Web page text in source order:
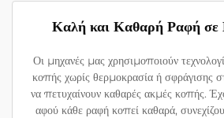
Καλή και Καθαρή Ραφή
Οι μηχανές μας χρησιμοποιούν
κοπής χωρίς θερμοκρασία ή σφράγισης
να πετυχαίνουν καθαρές ακμές κοπής.
αφού κάθε ραφή κοπεί καθαρά,